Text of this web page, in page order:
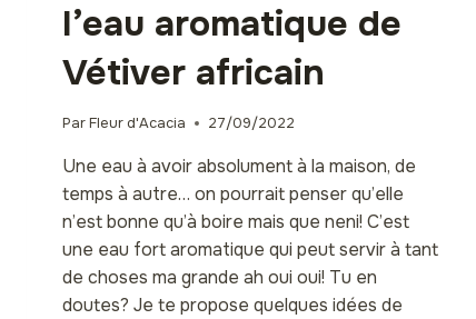
l’eau aromatique de
Vétiver africain
ParFleur d'Acacia 27/09/2022
Une eau à avoir absolument à la maison, de
temps à autre… on pourrait penser qu’elle
n’est bonne qu’à boire mais que neni! C’est
une eau fort aromatique qui peut servir à tant
de choses ma grande ah oui oui! Tu en
doutes? Je te propose quelques idées de